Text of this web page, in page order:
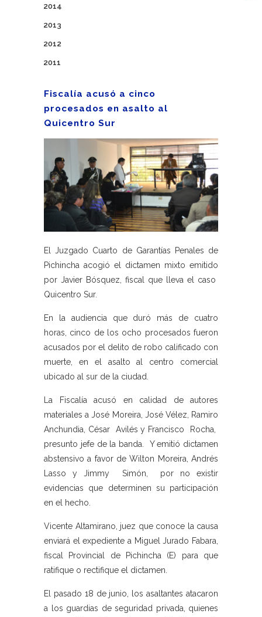
2014
2013
2012
2011
Fiscalía acusó a cinco
procesados en asalto al
Quicentro Sur
El Juzgado Cuarto de Garantías Penales de
Pichincha acogió el dictamen mixto emitido
por Javier Bósquez, fiscal que lleva el caso
Quicentro Sur.
En la audiencia que duró más de cuatro
horas, cinco de los ocho procesados fueron
acusados por el delito de robo calificado con
muerte, en el asalto al centro comercial
ubicado al sur de la ciudad.
La Fiscalía acusó en calidad de autores
materiales a José Moreira, José Vélez, Ramiro
Anchundia, César Avilés y Francisco Rocha,
presunto jefe de la banda. Y emitió dictamen
abstensivo a favor de Wilton Moreira, Andrés
Lasso y Jimmy Simón, por no existir
evidencias que determinen su participación
en el hecho.
Vicente Altamirano, juez que conoce la causa
enviará el expediente a Miguel Jurado Fabara,
fiscal Provincial de Pichincha (E) para que
ratifique o rectifique el dictamen.
El pasado 18 de junio, los asaltantes atacaron
a los guardias de seguridad privada, quienes